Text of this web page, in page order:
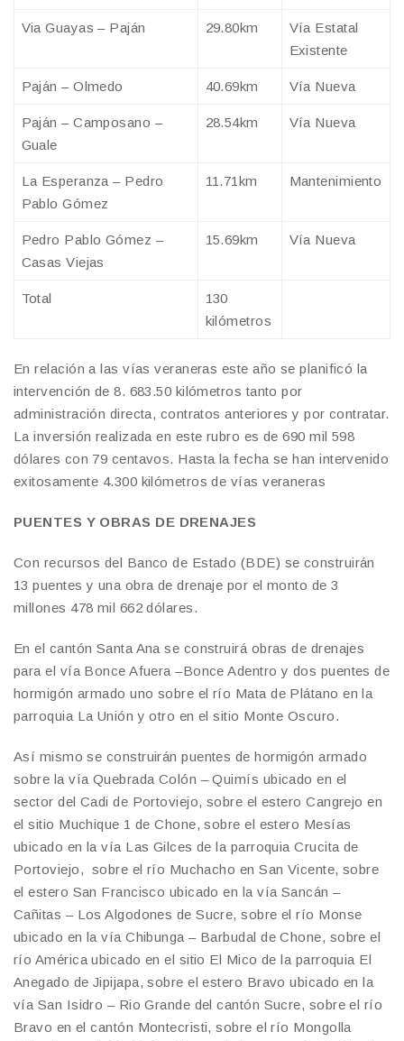
Via Guayas – Paján 29.80km
Vía Estatal
Existente
Paján – Olmedo 40.69km Vía Nueva
Paján – Camposano –
Guale
28.54km Vía Nueva
La Esperanza – Pedro
Pablo Gómez
11.71km Mantenimiento
Pedro Pablo Gómez –
Casas Viejas
15.69km Vía Nueva
Total
130
kilómetros
En relación a las vías veraneras este año se planificó la
intervención de 8. 683.50 kilómetros tanto por
administración directa, contratos anteriores y por contratar.
La inversión realizada en este rubro es de 690 mil 598
dólares con 79 centavos. Hasta la fecha se han intervenido
exitosamente 4.300 kilómetros de vías veraneras
PUENTES Y OBRAS DE DRENAJES
Con recursos del Banco de Estado (BDE) se construirán
13 puentes y una obra de drenaje por el monto de 3
millones 478 mil 662 dólares.
En el cantón Santa Ana se construirá obras de drenajes
para el vía Bonce Afuera –Bonce Adentro y dos puentes de
hormigón armado uno sobre el río Mata de Plátano en la
parroquia La Unión y otro en el sitio Monte Oscuro.
Así mismo se construirán puentes de hormigón armado
sobre la vía Quebrada Colón – Quimís ubicado en el
sector del Cadi de Portoviejo, sobre el estero Cangrejo en
el sitio Muchique 1 de Chone, sobre el estero Mesías
ubicado en la vía Las Gilces de la parroquia Crucita de
Portoviejo, sobre el río Muchacho en San Vicente, sobre
el estero San Francisco ubicado en la vía Sancán –
Cañitas – Los Algodones de Sucre, sobre el río Monse
ubicado en la vía Chibunga – Barbudal de Chone, sobre el
río América ubicado en el sitio El Mico de la parroquia El
Anegado de Jipijapa, sobre el estero Bravo ubicado en la
vía San Isidro – Rio Grande del cantón Sucre, sobre el río
Bravo en el cantón Montecristi, sobre el río Mongolla